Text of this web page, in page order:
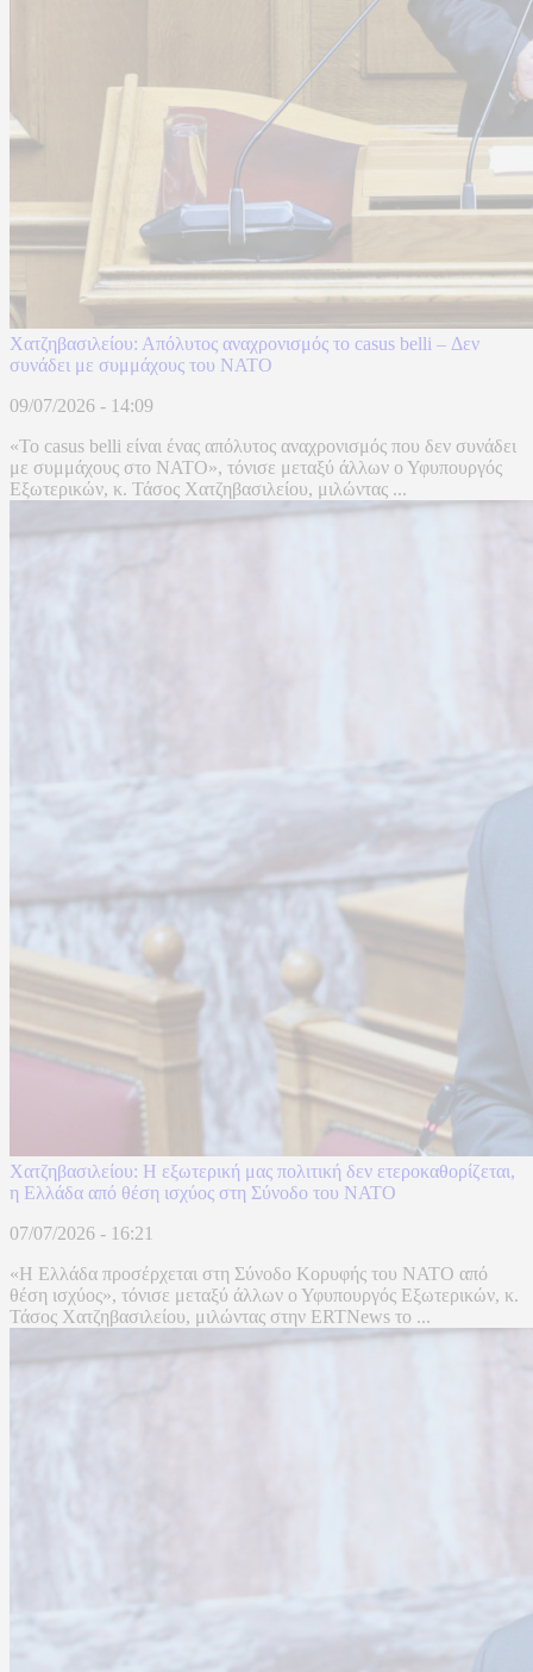
Χατζηβασιλείου: Απόλυτος αναχρονισμός το casus belli – Δεν
συνάδει με συμμάχους του ΝΑΤΟ
09/07/2026 - 14:09
«Το casus belli είναι ένας απόλυτος αναχρονισμός που δεν συνάδει
με συμμάχους στο ΝΑΤΟ», τόνισε μεταξύ άλλων ο Υφυπουργός
Εξωτερικών, κ. Τάσος Χατζηβασιλείου, μιλώντας ...
Χατζηβασιλείου: Η εξωτερική μας πολιτική δεν ετεροκαθορίζεται,
η Ελλάδα από θέση ισχύος στη Σύνοδο του ΝΑΤΟ
07/07/2026 - 16:21
«Η Ελλάδα προσέρχεται στη Σύνοδο Κορυφής του ΝΑΤΟ από
θέση ισχύος», τόνισε μεταξύ άλλων ο Υφυπουργός Εξωτερικών, κ.
Τάσος Χατζηβασιλείου, μιλώντας στην ERTNews το ...